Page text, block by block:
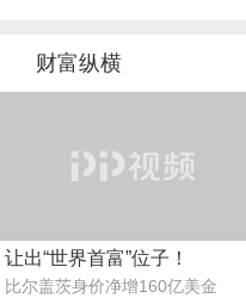
财富纵横
让出“世界首富”位子！
比尔盖茨身价净增160亿美金